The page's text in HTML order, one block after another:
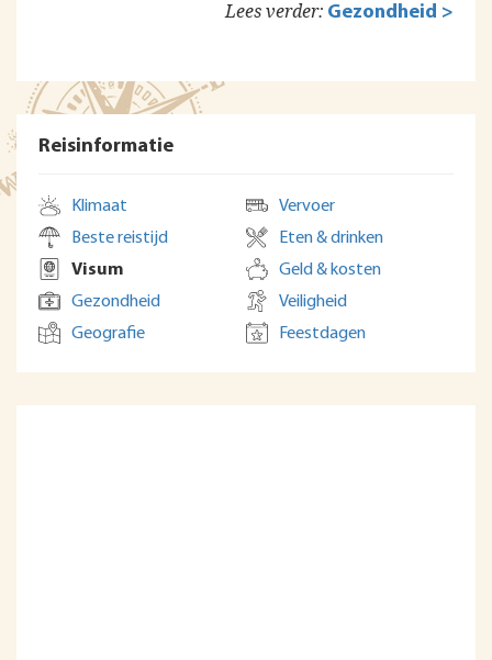
Lees verder: Gezondheid >
Reisinformatie
Klimaat
Beste reistijd
Visum
Gezondheid
Geografie
Vervoer
Eten & drinken
Geld & kosten
Veiligheid
Feestdagen